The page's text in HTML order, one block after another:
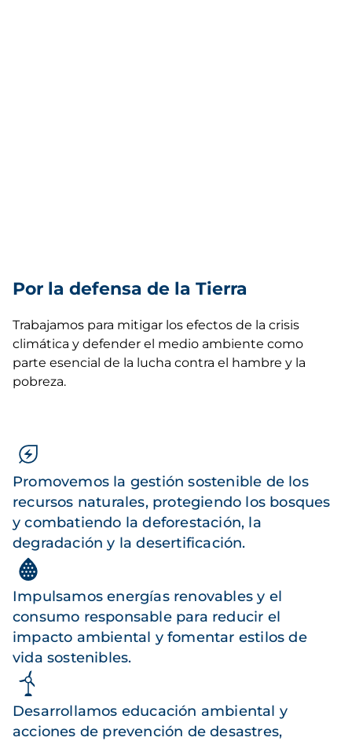
Por la defensa de la Tierra
Trabajamos para mitigar los efectos de la crisis
climática y defender el medio ambiente como
parte esencial de la lucha contra el hambre y la
pobreza.
Promovemos la gestión sostenible de los
recursos naturales, protegiendo los bosques
y combatiendo la deforestación, la
degradación y la desertificación.
Impulsamos energías renovables y el
consumo responsable para reducir el
impacto ambiental y fomentar estilos de
vida sostenibles.
Desarrollamos educación ambiental y
acciones de prevención de desastres,